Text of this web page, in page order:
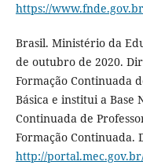
https://
Brasil. Ministério da
de outubro de 2020.
Formação Continuada
Básica e institui a Base
Continuada de
Formação Continuada.
http://